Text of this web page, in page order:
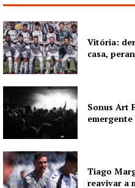
Vitória:
casa,
Sonus Art
Tiago
reavivar a